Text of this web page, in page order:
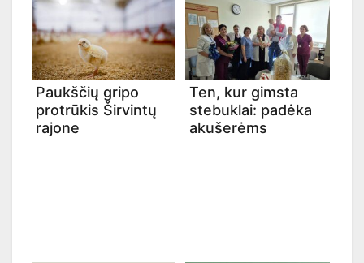
Paukščių gripo
protrūkis Širvintų
rajone
Ten, kur gimsta
stebuklai: padėka
akušerėms